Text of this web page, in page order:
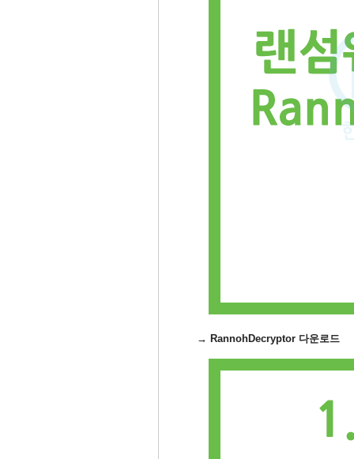
→ RannohDecryptor 다운로드